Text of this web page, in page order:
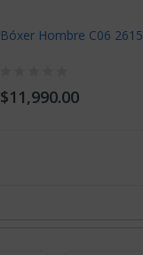
Bóxer Hombre C06 2615
$11,990.00